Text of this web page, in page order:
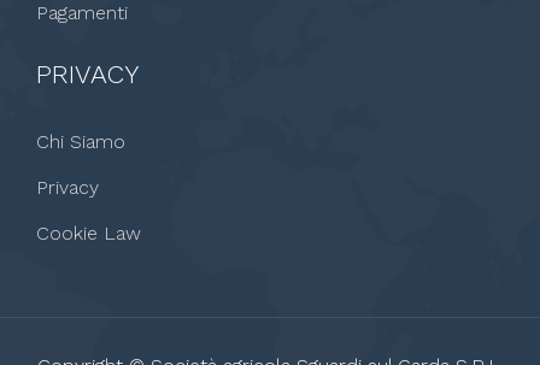
Pagamenti
PRIVACY
Chi Siamo
Privacy
Cookie Law